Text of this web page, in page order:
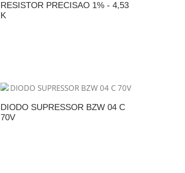
RESISTOR PRECISAO 1% - 4,53
K
DIODO SUPRESSOR BZW 04 C
70V